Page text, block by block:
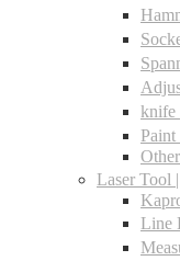
knife
Laser
Line